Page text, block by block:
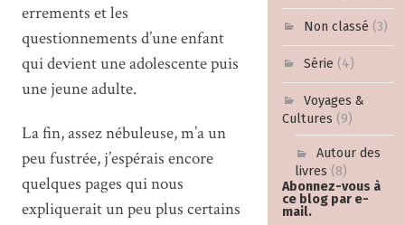
Non classé (3)
Série (4)
Voyages &
Cultures (9)
Autour des
livres (8)
Abonnez-vous à
ce blog par e-
mail.
errements et les
questionnements d’une enfant
qui devient une adolescente puis
une jeune adulte.
La fin, assez nébuleuse, m’a un
peu fustrée, j’espérais encore
quelques pages qui nous
expliquerait un peu plus certains